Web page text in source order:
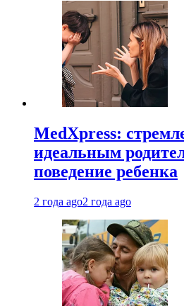
MedXpress:
идеальным
поведение ребенка
2 года ago2 года ago